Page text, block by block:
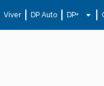
Viver DP Auto DP+